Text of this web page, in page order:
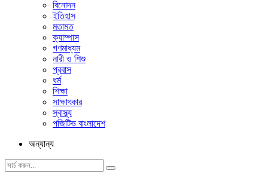
বিনোদন
ইতিহাস
মতামত
ক্যাম্পাস
গণমাধ্যম
নারী ও শিশু
প্রবাস
ধর্ম
শিক্ষা
সাক্ষাৎকার
স্বাস্থ্য
পজিটিভ বাংলাদেশ
অন্যান্য